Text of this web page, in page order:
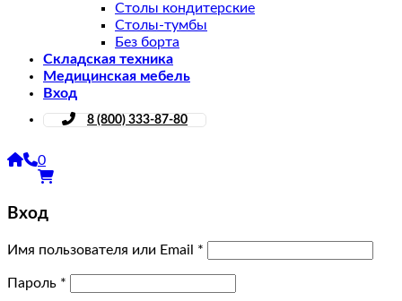
Столы кондитерские
Столы-тумбы
Без борта
Складская техника
Медицинская мебель
Вход
8 (800) 333-87-80
0
Вход
Имя пользователя или Email *
Пароль *